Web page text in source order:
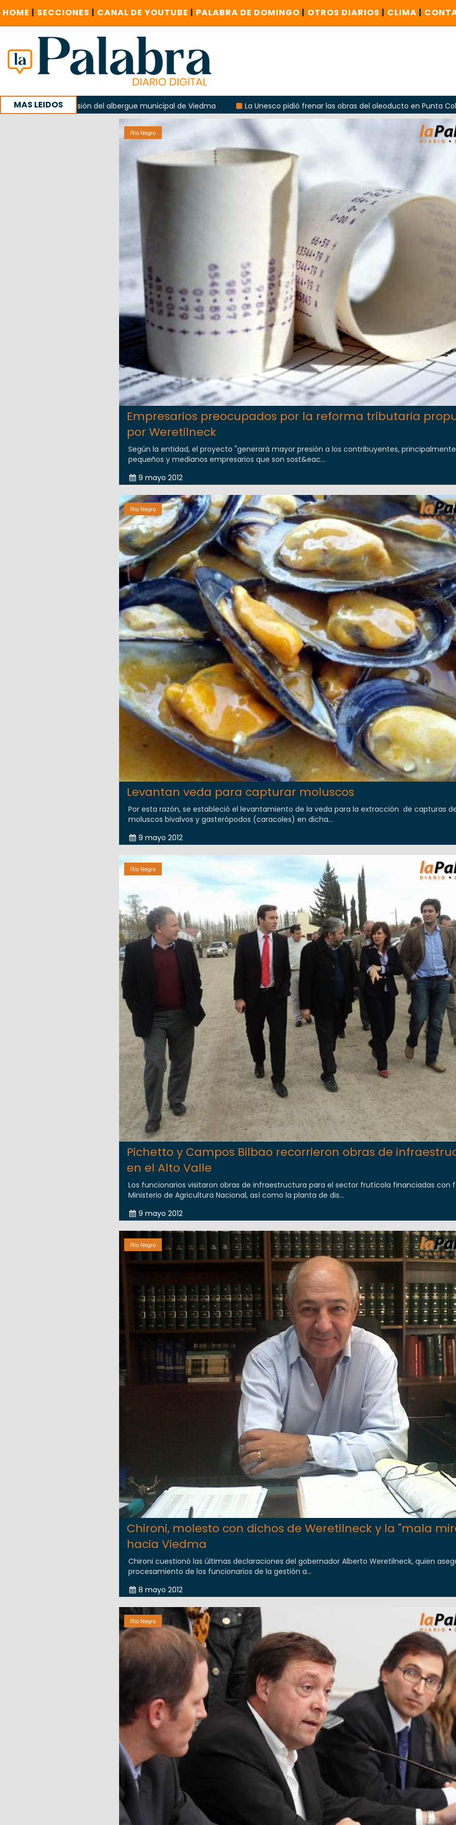
HOME | SECCIONES | CANAL DE YOUTUBE | PALABRA DE DOMINGO | OTROS DIARIOS | CLIMA |
MAS LEIDOS
del albergue municipal de Viedma La Unesco pidió frenar las obras del oleoducto en Punta Colorada
un encuentro provincial en Roca
Río Negro
Empresarios preocupados por la reforma tributaria
por Weretilneck
Según la entidad, el proyecto "generará mayor presión a los contribuyentes,
pequeños y medianos empresarios que son sost&eac...
9 mayo 2012
Río Negro
Levantan veda para capturar moluscos
Por esta razón, se estableció el levantamiento de la veda para la extracción de capturas
moluscos bivalvos y gasterópodos (caracoles) en dicha...
9 mayo 2012
Río Negro
Pichetto y Campos Bilbao recorrieron obras de
en el Alto Valle
Los funcionarios visitaron obras de infraestructura para el sector frutícola financiadas con
Ministerio de Agricultura Nacional, así como la planta de dis...
9 mayo 2012
Río Negro
Chironi, molesto con dichos de Weretilneck y la "mala
hacia Viedma
Chironi cuestionó las últimas declaraciones del gobernador Alberto Weretilneck, quien
procesamiento de los funcionarios de la gestión a...
8 mayo 2012
Río Negro